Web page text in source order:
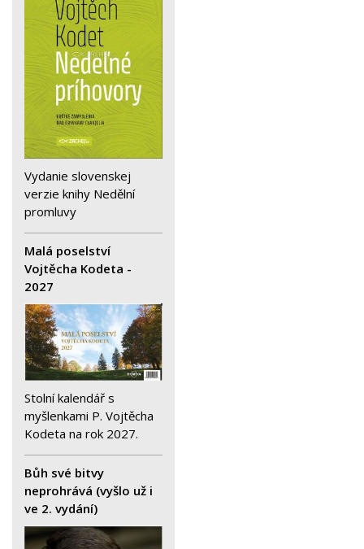
Vydanie slovenskej
verzie knihy Nedělní
promluvy
Malá poselství
Vojtěcha Kodeta -
2027
Stolní kalendář s
myšlenkami P. Vojtěcha
Kodeta na rok 2027.
Bůh své bitvy
neprohrává (vyšlo už i
ve 2. vydání)